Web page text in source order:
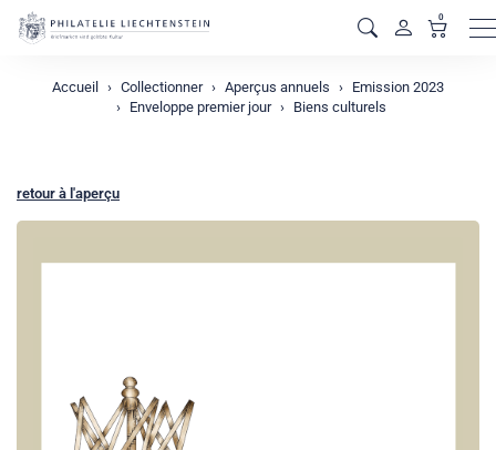
0
Accueil Collectionner Aperçus annuels
Emission 2023
Enveloppe premier jour
Biens culturels
retour à l'aperçu